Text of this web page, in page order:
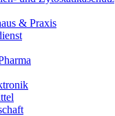
& Praxis